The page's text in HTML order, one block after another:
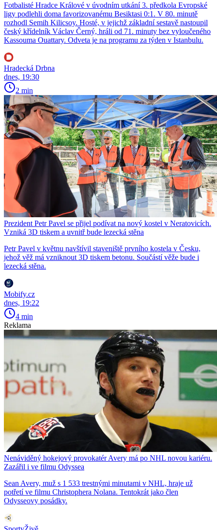
Fotbalisté Hradce Králové v úvodním utkání 3. předkola Evropské
ligy podlehli doma favorizovanému Besiktasi 0:1. V 80. minutě
rozhodl Semih Kilicsoy. Hosté, v jejichž základní sestavě nastoupil
český křídelník Václav Černý, hráli od 71. minuty bez vyloučeného
Kassouma Ouattary. Odveta je na programu za týden v Istanbulu.
Hradecká Drbna
dnes, 19:30
2 min
Prezident Petr Pavel se přijel podívat na nový kostel v Neratovicích.
Vzniká 3D tiskem a uvnitř bude lezecká stěna
Petr Pavel v květnu navštívil staveniště prvního kostela v Česku,
jehož věž má vzniknout 3D tiskem betonu. Součástí věže bude i
lezecká stěna.
Mobify.cz
dnes, 19:22
4 min
Reklama
Nenáviděný hokejový provokatér Avery má po NHL novou kariéru.
Zazářil i ve filmu Odyssea
Sean Avery, muž s 1 533 trestnými minutami v NHL, hraje už
potřetí ve filmu Christophera Nolana. Tentokrát jako člen
Odysseovy posádky.